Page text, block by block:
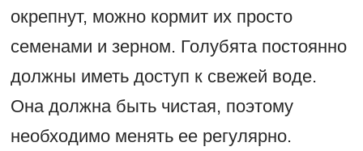
окрепнут, можно кормит их просто
семенами и зерном. Голубята постоянно
должны иметь доступ к свежей воде.
Она должна быть чистая, поэтому
необходимо менять ее регулярно.